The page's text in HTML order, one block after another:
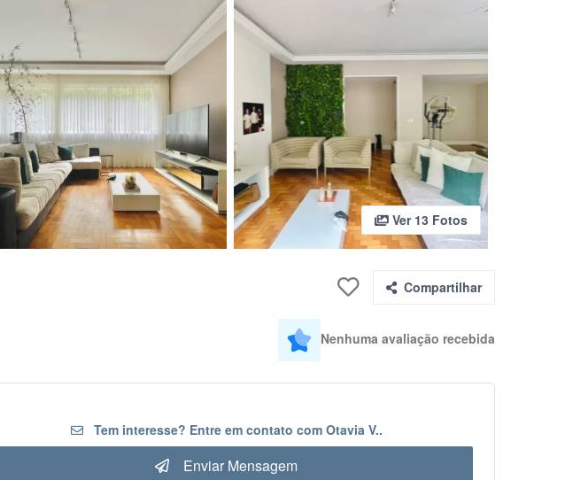
Ver 13 Fotos
Compartilhar
Nenhuma avaliação recebida
Tem interesse? Entre em contato com Otavia V..
Enviar Mensagem